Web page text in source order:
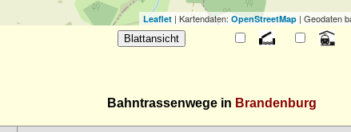
Leaflet| Kartendaten: OpenStreetMap| Geodaten
Bahntrassenwege in Brandenburg